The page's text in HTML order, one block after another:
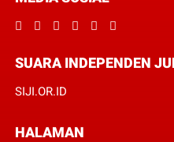
SUARA INDEPENDEN
SIJI.OR.ID
HALAMAN